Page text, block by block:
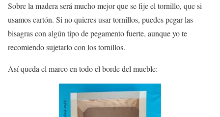
Sobre la madera será mucho mejor que se fije el tornillo, que si
usamos cartón. Si no quieres usar tornillos, puedes pegar las
bisagras con algún tipo de pegamento fuerte, aunque yo te
recomiendo sujetarlo con los tornillos.
Así queda el marco en todo el borde del mueble: